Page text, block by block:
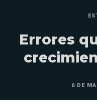
Errores
6 DE